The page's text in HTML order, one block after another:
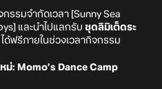
รรมจำกัดเวลา [Sunny Sea
และนำไปแลกรับ ชุดลิมิเต็ดระ
ได้ฟรีภายในช่วงเวลากิจกรรม
ม่: Momo’s Dance Camp